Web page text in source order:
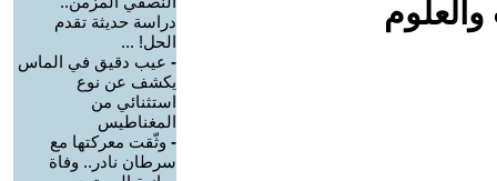
دراسة حديثة تقدم
الحل! ...
- عيب دقيق في الماس
يكشف عن نوع
استثنائي من
المغناطيس
- وثّقت معركتها مع
سرطان نادر.. وفاة